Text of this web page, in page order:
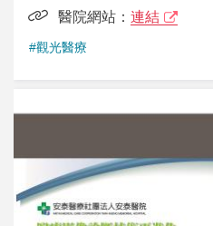
醫院網站： 連結
#觀光醫療